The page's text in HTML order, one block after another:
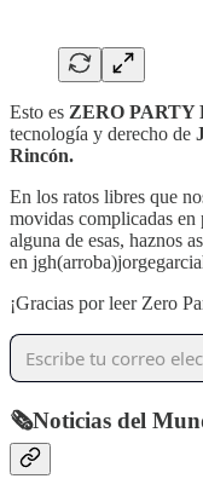
Esto es ZERO PARTY
tecnología y derecho de
Rincón.
En los ratos libres que
movidas complicadas en
alguna de esas, haznos
en
¡Gracias por leer Zero
🗞️Noticias del